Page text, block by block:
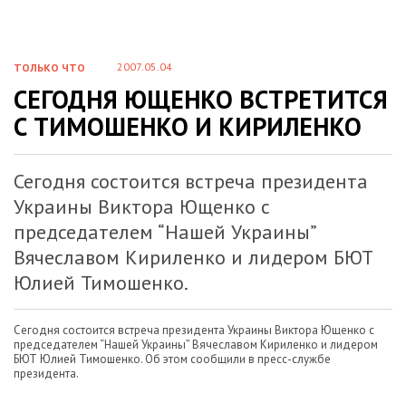
ТОЛЬКО ЧТО 2007.05.04
СЕГОДНЯ ЮЩЕНКО ВСТРЕТИТСЯ
С ТИМОШЕНКО И КИРИЛЕНКО
Сегодня состоится встреча президента
Украины Виктора Ющенко с
председателем “Нашей Украины”
Вячеславом Кириленко и лидером БЮТ
Юлией Тимошенко.
Сегодня состоится встреча президента Украины Виктора Ющенко с
председателем “Нашей Украины” Вячеславом Кириленко и лидером
БЮТ Юлией Тимошенко. Об этом сообщили в пресс-службе
президента.